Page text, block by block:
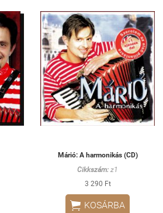
Márió: A harmonikás (CD)
Cikkszám: z1
3 290 Ft
 KOSÁRBA